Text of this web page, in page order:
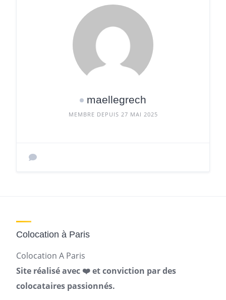
maellegrech
MEMBRE DEPUIS 27 MAI 2025
Colocation à Paris
Colocation A Paris
Site réalisé avec ❤️ et conviction par des
colocataires passionnés.